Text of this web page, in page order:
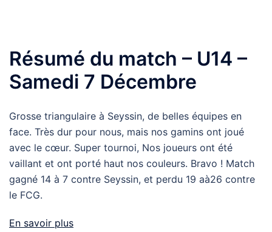
Résumé du match – U14 –
Samedi 7 Décembre
Grosse triangulaire à Seyssin, de belles équipes en
face. Très dur pour nous, mais nos gamins ont joué
avec le cœur. Super tournoi, Nos joueurs ont été
vaillant et ont porté haut nos couleurs. Bravo ! Match
gagné 14 à 7 contre Seyssin, et perdu 19 aà26 contre
le FCG.
En savoir plus